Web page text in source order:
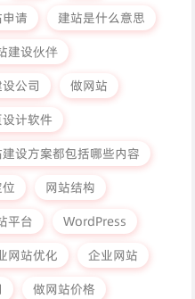
请
建站是什么意思
建设伙伴
公司
做网站
计软件
建设方案都包括哪些内容
网站结构
平台
WordPress
网站优化
企业网站
做网站价格